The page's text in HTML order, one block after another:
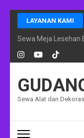
Lompat
ke
konten
(Tekan
Enter)
LAYANAN KAMI
Sewa Meja Lesehan
Sewa Alat dan